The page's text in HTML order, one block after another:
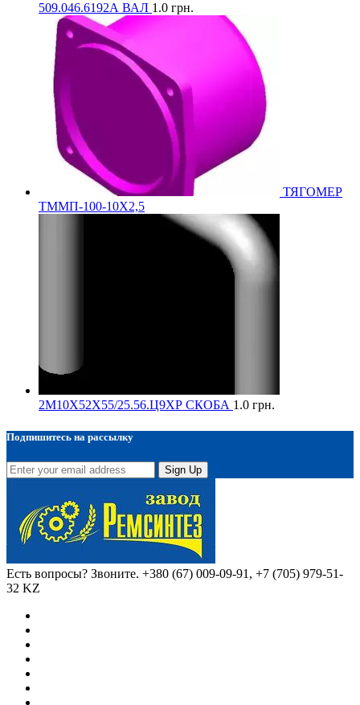
509.046.6192А ВАЛ 1.0 грн.
ТЯГОМЕР
ТММП-100-10Х2,5
2М10Х52Х55/25.56.Ц9ХР СКОБА 1.0 грн.
Подпишитесь на рассылку
Sign Up
Есть вопросы? Звоните. +380 (67) 009-09-91, +7 (705) 979-51-
32 KZ